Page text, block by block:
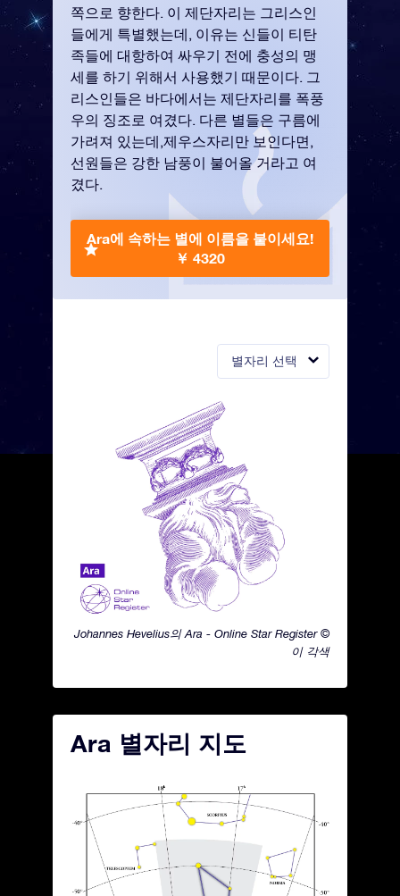
별자리 선택
Johannes Hevelius의 Ara - Online Star Register ©
이 각색
쪽으로 향한다. 이 제단자리는 그리스인
들에게 특별했는데, 이유는 신들이 티탄
족들에 대항하여 싸우기 전에 충성의 맹
세를 하기 위해서 사용했기 때문이다. 그
리스인들은 바다에서는 제단자리를 폭풍
우의 징조로 여겼다. 다른 별들은 구름에
가려져 있는데,제우스자리만 보인다면,
선원들은 강한 남풍이 불어올 거라고 여
겼다.
Ara에 속하는 별에 이름을 붙이세요!
￥ 4320
Ara 별자리 지도